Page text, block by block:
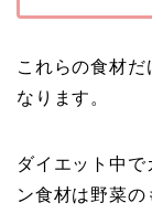
これらの食材
なります。
ダイエット中
ン食材は野菜の